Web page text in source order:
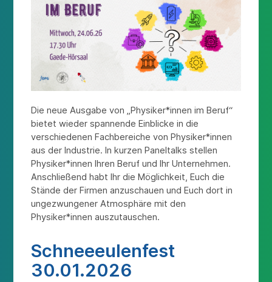
Die neue Ausgabe von „Physiker*innen im Beruf“
bietet wieder spannende Einblicke in die
verschiedenen Fachbereiche von Physiker*innen
aus der Industrie. In kurzen Paneltalks stellen
Physiker*innen Ihren Beruf und Ihr Unternehmen.
Anschließend habt Ihr die Möglichkeit, Euch die
Stände der Firmen anzuschauen und Euch dort in
ungezwungener Atmosphäre mit den
Physiker*innen auszutauschen.
Schneeeulenfest
30.01.2026